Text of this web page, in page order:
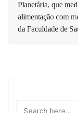
Planetária, que
alimentação com
da Faculdade de